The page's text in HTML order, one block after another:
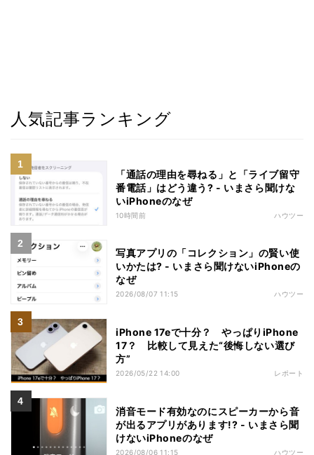
人気記事ランキング
「通話の理由を尋ねる」と「ライブ留守
番電話」はどう違う? - いまさら聞けな
いiPhoneのなぜ
10時間前 ハウツー
写真アプリの「コレクション」の賢い使
いかたは? - いまさら聞けないiPhoneの
なぜ
2026/08/07 11:15 ハウツー
iPhone 17eで十分？ やっぱりiPhone
17？ 比較して見えた“後悔しない選び
方”
2026/05/22 14:00 レポート
消音モード有効なのにスピーカーから音
が出るアプリがあります!? - いまさら聞
けないiPhoneのなぜ
2026/08/06 11:15 ハウツー